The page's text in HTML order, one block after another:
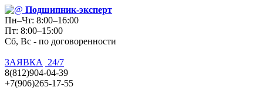
Подшипник-эксперт
Пн–Чт: 8:00–16:00
Пт: 8:00–15:00
Сб, Вс - по договоренности
ЗАЯВКА
24/7
8(812)904-04-39
+7(906)265-17-55